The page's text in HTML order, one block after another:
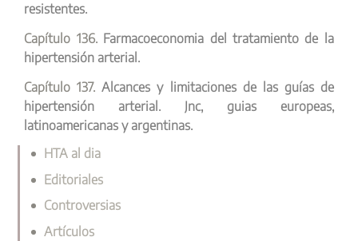
resistentes.
Capítulo 136. Farmacoeconomia del tratamiento de la
hipertensión arterial.
Capítulo 137.Alcances y limitaciones de las guías de
hipertensión arterial. Jnc, guias europeas,
latinoamericanas y argentinas.
HTA al dia
Editoriales
Controversias
Artículos